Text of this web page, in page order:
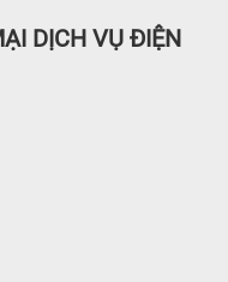
DỊCH VỤ ĐIỆN